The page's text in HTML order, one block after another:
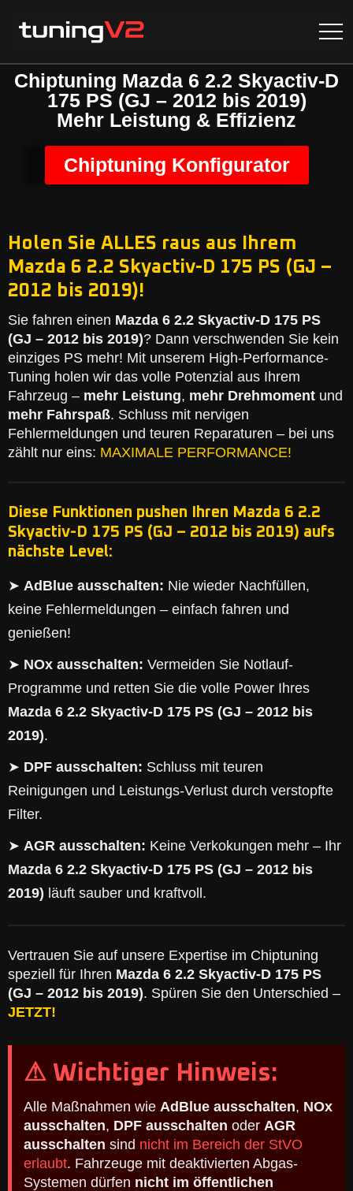
Chiptuning Mazda 6 2.2 Skyactiv-D
175 PS (GJ – 2012 bis 2019)
Mehr Leistung & Effizienz
Chiptuning Konfigurator
Holen Sie ALLES raus aus Ihrem
Mazda 6 2.2 Skyactiv-D 175 PS (GJ –
2012 bis 2019)!
Sie fahren einen Mazda 6 2.2 Skyactiv-D 175 PS
(GJ – 2012 bis 2019)? Dann verschwenden Sie kein
einziges PS mehr! Mit unserem High-Performance-
Tuning holen wir das volle Potenzial aus Ihrem
Fahrzeug – mehr Leistung, mehr Drehmoment und
mehr Fahrspaß. Schluss mit nervigen
Fehlermeldungen und teuren Reparaturen – bei uns
zählt nur eins: MAXIMALE PERFORMANCE!
Diese Funktionen pushen Ihren Mazda 6 2.2
Skyactiv-D 175 PS (GJ – 2012 bis 2019) aufs
nächste Level:
➤ AdBlue ausschalten: Nie wieder Nachfüllen,
keine Fehlermeldungen – einfach fahren und
genießen!
➤ NOx ausschalten: Vermeiden Sie Notlauf-
Programme und retten Sie die volle Power Ihres
Mazda 6 2.2 Skyactiv-D 175 PS (GJ – 2012 bis
2019).
➤ DPF ausschalten: Schluss mit teuren
Reinigungen und Leistungs-Verlust durch verstopfte
Filter.
➤ AGR ausschalten: Keine Verkokungen mehr – Ihr
Mazda 6 2.2 Skyactiv-D 175 PS (GJ – 2012 bis
2019) läuft sauber und kraftvoll.
Vertrauen Sie auf unsere Expertise im Chiptuning
speziell für Ihren Mazda 6 2.2 Skyactiv-D 175 PS
(GJ – 2012 bis 2019). Spüren Sie den Unterschied –
JETZT!
⚠ Wichtiger Hinweis:
Alle Maßnahmen wie AdBlue ausschalten, NOx
ausschalten, DPF ausschalten oder AGR
ausschalten sind nicht im Bereich der StVO
erlaubt. Fahrzeuge mit deaktivierten Abgas-
Systemen dürfen nicht im öffentlichen